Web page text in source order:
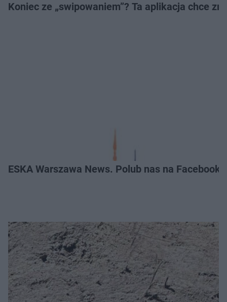
Koniec ze „swipowaniem”? Ta aplikacja chce
ESKA Warszawa News. Polub nas na